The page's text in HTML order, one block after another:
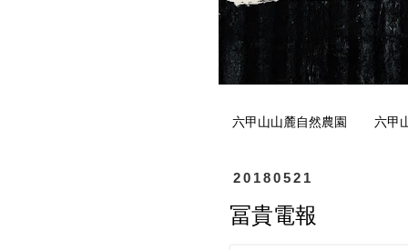
六甲山山麓自然農園 六甲
20180521
冨貴電報